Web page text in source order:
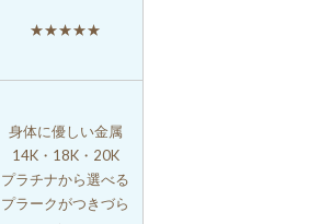
★★★★★
身体に優しい金属
14K・18K・20K
プラチナから選べる
プラークがつきづら